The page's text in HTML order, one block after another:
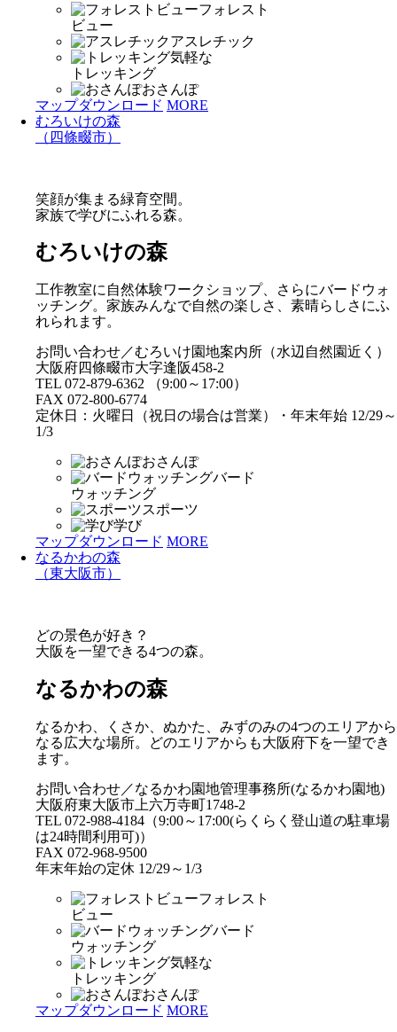
フォレスト
ビュー
アスレチック
気軽な
トレッキング
おさんぽ
マップダウンロード MORE
むろいけの森
（四條畷市）
笑顔が集まる緑育空間。
家族で学びにふれる森。
むろいけの森
工作教室に自然体験ワークショップ、さらにバードウォ
ッチング。家族みんなで自然の楽しさ、素晴らしさにふ
れられます。
お問い合わせ／むろいけ園地案内所（水辺自然園近く）
大阪府四條畷市大字逢阪458-2
TEL 072-879-6362 （9:00～17:00）
FAX 072-800-6774
定休日：火曜日（祝日の場合は営業）・年末年始 12/29～
1/3
おさんぽ
バード
ウォッチング
スポーツ
学び
マップダウンロード MORE
なるかわの森
（東大阪市）
どの景色が好き？
大阪を一望できる4つの森。
なるかわの森
なるかわ、くさか、ぬかた、みずのみの4つのエリアから
なる広大な場所。どのエリアからも大阪府下を一望でき
ます。
お問い合わせ／なるかわ園地管理事務所(なるかわ園地)
大阪府東大阪市上六万寺町1748-2
TEL 072-988-4184（9:00～17:00(らくらく登山道の駐車場
は24時間利用可)）
FAX 072-968-9500
年末年始の定休 12/29～1/3
フォレスト
ビュー
バード
ウォッチング
気軽な
トレッキング
おさんぽ
マップダウンロード MORE